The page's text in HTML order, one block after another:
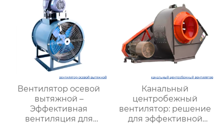
для удаления пыли
Вентилятор осевой
вытяжной –
Эффективная
вентиляция для
Канальный
центробежный
вентилятор: решение
для эффективной